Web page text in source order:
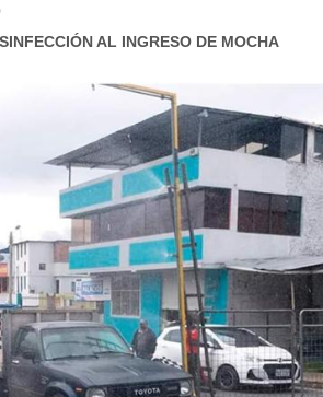
AL INGRESO DE MOCHA